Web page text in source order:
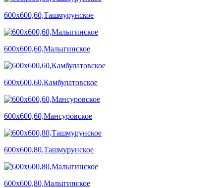
600х600,60,Ташмурунское
600х600,60,Малыгинское
600х600,60,Камбулатовское
600х600,60,Мансуровское
600х600,80,Ташмурунское
600х600,80,Малыгинское